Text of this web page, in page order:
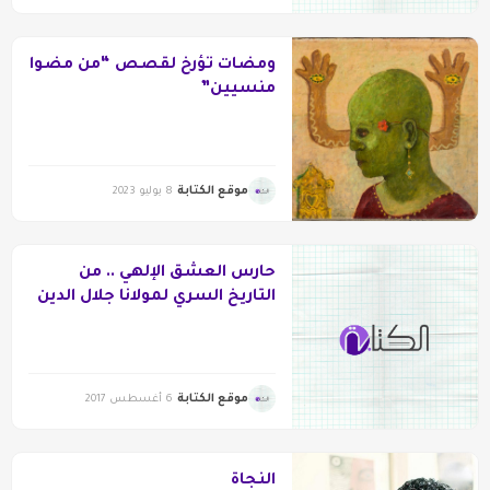
ومضات تؤرخ لقصص “من مضوا
منسيين”
موقع الكتابة 8 يوليو 2023
حارس العشق الإلهي .. من
التاريخ السري لمولانا جلال الدين
موقع الكتابة 6 أغسطس 2017
النجاة